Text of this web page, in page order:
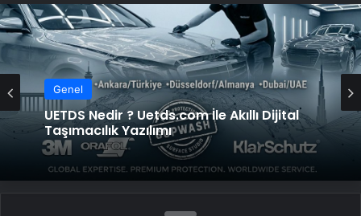
Genel
UETDS Nedir ? Uetds.com İle Akıllı Dijital
Taşımacılık Yazılımı
Genel
Datahost İle Güvenilir Sunucu Hizmetleri